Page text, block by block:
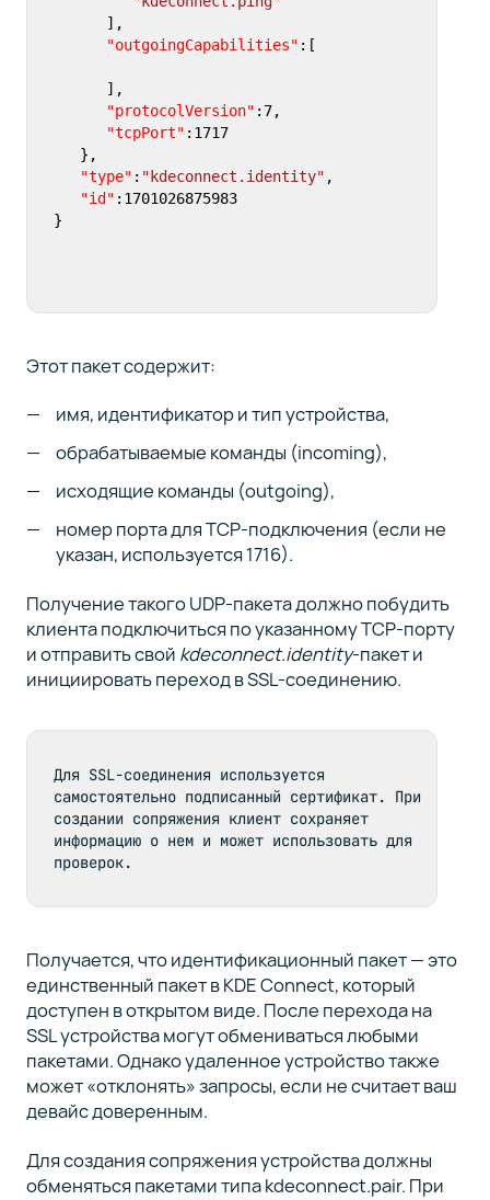
] ,
"outgoingCapabilities" : [
] ,
"protocolVersion" : 7,
"tcpPort" : 1717
} ,
"type" : "kdeconnect.identity" ,
"id" : 1701026875983
}
Этот пакет содержит:
имя, идентификатор и тип устройства,
обрабатываемые команды (incoming),
исходящие команды (outgoing),
номер порта для TCP-подключения (если не
указан, используется 1716).
Получение такого UDP-пакета должно побудить
клиента подключиться по указанному TCP-порту
и отправить свой kdeconnect.identity-пакет и
инициировать переход в SSL-соединению.
Для SSL-соединения используется
самостоятельно подписанный сертификат. При
создании сопряжения клиент сохраняет
информацию о нем и может использовать для
проверок.
Получается, что идентификационный пакет — это
единственный пакет в KDE Connect, который
доступен в открытом виде. После перехода на
SSL устройства могут обмениваться любыми
пакетами. Однако удаленное устройство также
может «отклонять» запросы, если не считает ваш
девайс доверенным.
Для создания сопряжения устройства должны
обменяться пакетами типа kdeconnect.pair. При